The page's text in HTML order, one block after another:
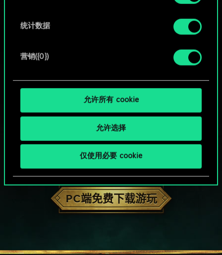
统计数据
营销({0})
允许所有 cookie
允许选择
仅使用必要 cookie
HOW ABOUT A ROUND OF GWENT?
PC端免费下载游玩